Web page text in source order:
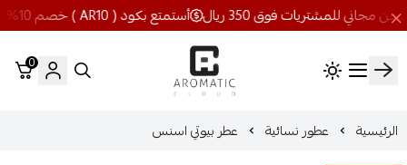
أستمتع بكود ( AR10 ) خصم 10% شحن مجاني للمشتريات فوق 350 ريال
اروماتيك كلاود
0
الرئيسية عطور نسائية
عطر بيوتي اسنس